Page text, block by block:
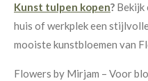
Kunst tulpen kopen? Bekijk
huis of werkplek een
mooiste kunstbloemen van
Flowers by Mirjam – Voor